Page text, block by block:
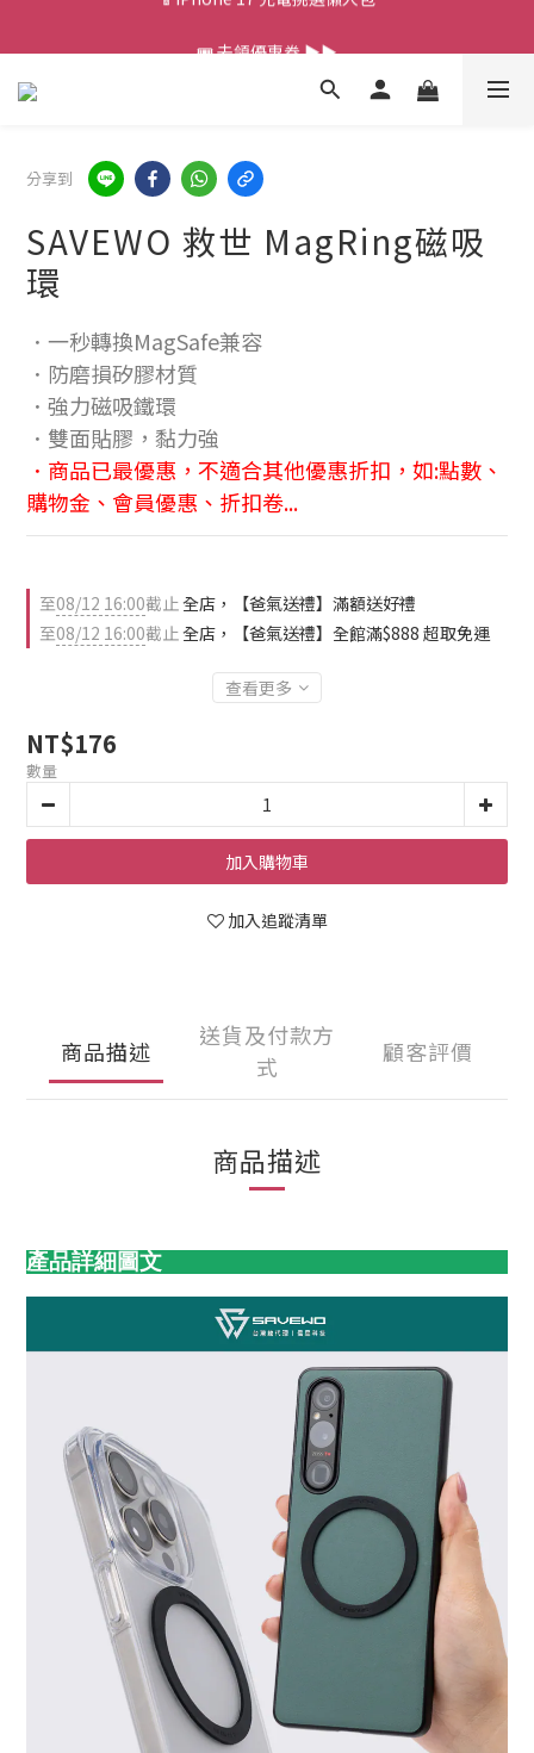
💰新會員送 $88 購物金
分享到
SAVEWO 救世 MagRing磁吸
環
．一秒轉換MagSafe兼容
．防磨損矽膠材質
．強力磁吸鐵環
．雙面貼膠，黏力強
．商品已最優惠，不適合其他優惠折扣，如:點數、
購物金、會員優惠、折扣卷...
至08/12 16:00截止全店，【爸氣送禮】滿額送好禮
至08/12 16:00截止全店，【爸氣送禮】全館滿$888 超取免運
查看更多
NT$176
數量
加入購物車
加入追蹤清單
商品描述
送貨及付款方
式
顧客評價
商品描述
產品詳細圖文